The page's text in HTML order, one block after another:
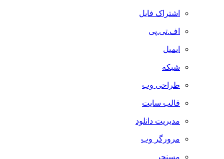
اشتراک فایل
اف.تی.پی
ایمیل
شبکه
طراحی وب
قالب سایت
مدیریت دانلود
مرورگر وب
مسنجر